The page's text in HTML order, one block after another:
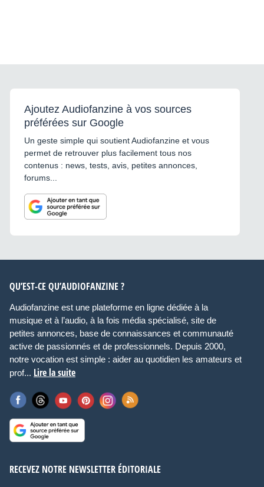
Ajoutez Audiofanzine à vos sources
préférées sur Google
Un geste simple qui soutient Audiofanzine et vous
permet de retrouver plus facilement tous nos
contenus : news, tests, avis, petites annonces,
forums...
QU’EST-CE QU’AUDIOFANZINE ?
Audiofanzine est une plateforme en ligne dédiée à la
musique et à l’audio, à la fois média spécialisé, site de
petites annonces, base de connaissances et communauté
active de passionnés et de professionnels. Depuis 2000,
notre vocation est simple : aider au quotidien les amateurs et
prof... Lire la suite
RECEVEZ NOTRE NEWSLETTER ÉDITORIALE